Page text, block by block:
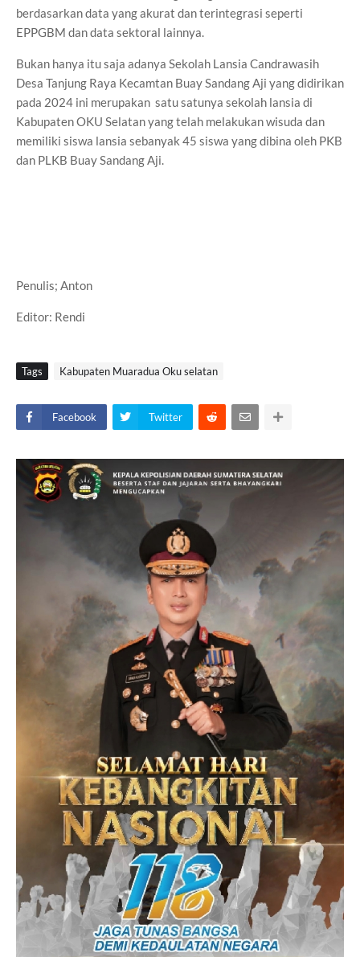
berdasarkan data yang akurat dan terintegrasi seperti
EPPGBM dan data sektoral lainnya.
Bukan hanya itu saja adanya Sekolah Lansia Candrawasih
Desa Tanjung Raya Kecamtan Buay Sandang Aji yang didirikan
pada 2024 ini merupakan satu satunya sekolah lansia di
Kabupaten OKU Selatan yang telah melakukan wisuda dan
memiliki siswa lansia sebanyak 45 siswa yang dibina oleh PKB
dan PLKB Buay Sandang Aji.
Penulis; Anton
Editor: Rendi
Tags Kabupaten Muaradua Oku selatan
Facebook Twitter